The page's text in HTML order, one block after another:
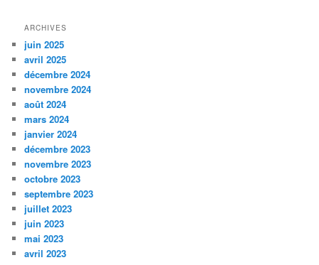
ARCHIVES
juin 2025
avril 2025
décembre 2024
novembre 2024
août 2024
mars 2024
janvier 2024
décembre 2023
novembre 2023
octobre 2023
septembre 2023
juillet 2023
juin 2023
mai 2023
avril 2023